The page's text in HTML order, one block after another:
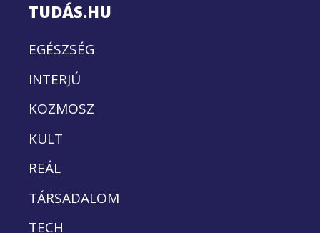
TUDÁS.HU
EGÉSZSÉG
INTERJÚ
KOZMOSZ
KULT
REÁL
TÁRSADALOM
TECH